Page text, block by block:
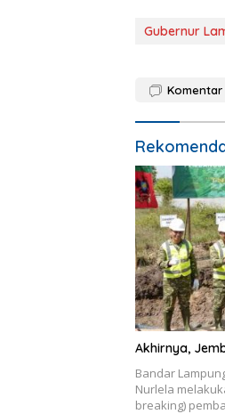
Gubernur
Komentar
Akhirnya,
Bandar
Nurlela
breaking)